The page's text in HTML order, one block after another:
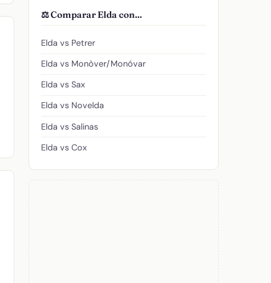
⚖️ Comparar Elda con...
Elda vs Petrer
Elda vs Monòver/Monóvar
Elda vs Sax
Elda vs Novelda
Elda vs Salinas
Elda vs Cox